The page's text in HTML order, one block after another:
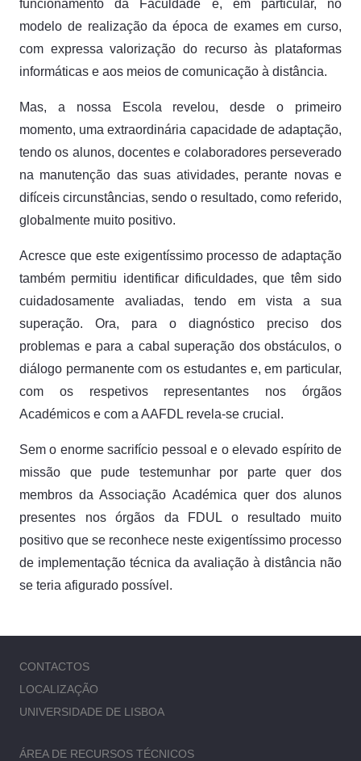
funcionamento da Faculdade e, em particular, no
modelo de realização da época de exames em curso,
com expressa valorização do recurso às plataformas
informáticas e aos meios de comunicação à distância.
Mas, a nossa Escola revelou, desde o primeiro
momento, uma extraordinária capacidade de adaptação,
tendo os alunos, docentes e colaboradores perseverado
na manutenção das suas atividades, perante novas e
difíceis circunstâncias, sendo o resultado, como referido,
globalmente muito positivo.
Acresce que este exigentíssimo processo de adaptação
também permitiu identificar dificuldades, que têm sido
cuidadosamente avaliadas, tendo em vista a sua
superação. Ora, para o diagnóstico preciso dos
problemas e para a cabal superação dos obstáculos, o
diálogo permanente com os estudantes e, em particular,
com os respetivos representantes nos órgãos
Académicos e com a AAFDL revela-se crucial.
Sem o enorme sacrifício pessoal e o elevado espírito de
missão que pude testemunhar por parte quer dos
membros da Associação Académica quer dos alunos
presentes nos órgãos da FDUL o resultado muito
positivo que se reconhece neste exigentíssimo processo
de implementação técnica da avaliação à distância não
se teria afigurado possível.
CONTACTOS
LOCALIZAÇÃO
UNIVERSIDADE DE LISBOA
ÁREA DE RECURSOS TÉCNICOS